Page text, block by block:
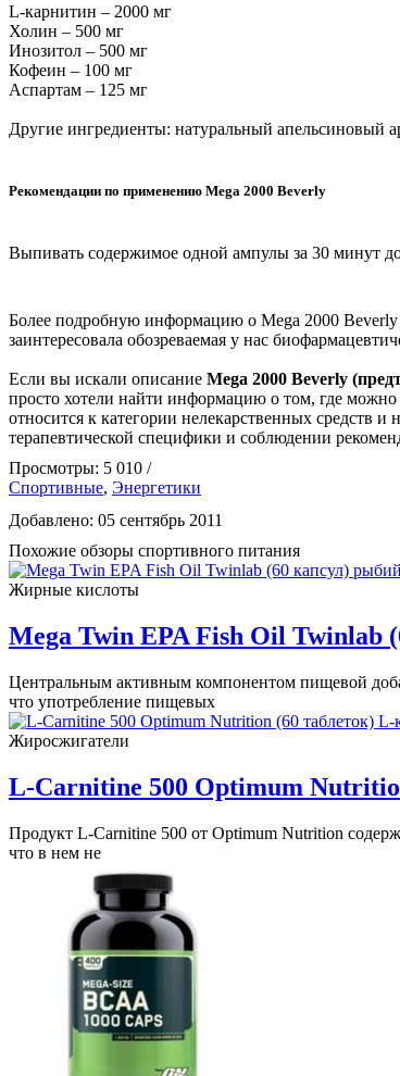
L-карнитин – 2000 мг
Холин – 500 мг
Инозитол – 500 мг
Кофеин – 100 мг
Аспартам – 125 мг
Другие ингредиенты: натуральный апельсиновый
Рекомендации по применению Mega 2000 Beverly
Выпивать содержимое одной ампулы за 30 минут
Более подробную информацию о Mega 2000
заинтересовала обозреваемая у нас
Если вы искали описание Mega 2000 Beverly
просто хотели найти информацию о том, где можно
относится к категории нелекарственных средств
терапевтической специфики и соблюдении
Просмотры: 5 010 /
Спортивные, Энергетики
Добавлено: 05 сентябрь 2011
Похожие обзоры спортивного питания
Жирные кислоты
Mega Twin EPA Fish Oil Twinlab
Центральным активным компонентом пищевой
что употребление пищевых
Жиросжигатели
L-Carnitine 500 Optimum
Продукт L-Carnitine 500 от Optimum Nutrition
что в нем не